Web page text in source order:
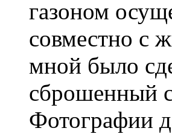
газоном
совместно с
мной было
сброшенный
Фотографии